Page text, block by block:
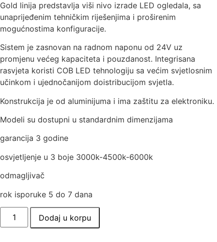
Gold linija predstavlja viši nivo izrade LED ogledala, sa
unaprijeđenim tehničkim riješenjima i proširenim
mogućnostima konfiguracije.
Sistem je zasnovan na radnom naponu od 24V uz
promjenu većeg kapaciteta i pouzdanost. Integrisana
rasvjeta koristi COB LED tehnologiju sa većim svjetlosnim
učinkom i ujednočanijom doistribucijom svjetla.
Konstrukcija je od aluminijuma i ima zaštitu za elektroniku.
Modeli su dostupni u standardnim dimenzijama
garancija 3 godine
osvjetljenje u 3 boje 3000k-4500k-6000k
odmagljivač
rok isporuke 5 do 7 dana
Dodaj u korpu